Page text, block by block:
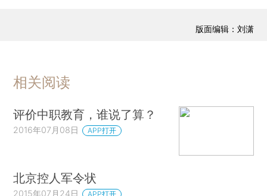
版面编辑：刘潇
相关阅读
评价中职教育，谁说了算？
2016年07月08日 APP打开
北京控人军令状
2015年07月24日 APP打开